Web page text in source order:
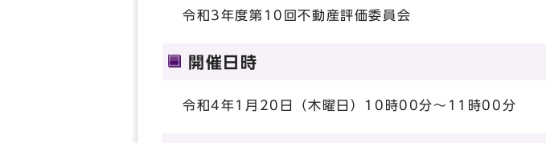
令和3年度第10回不動産評価委員会
開催日時
令和4年1月20日（木曜日）10時00分～11時00分